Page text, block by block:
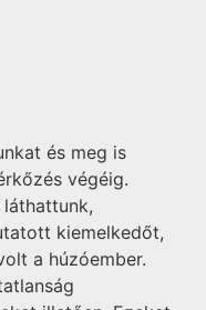
és meg is
végéig.
kiemelkedőt,
a húzóember.